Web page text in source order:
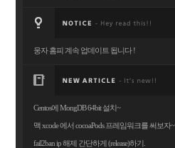
웅자 홈피 계속 업데이트 됩니다 !
Centos에 MongDB 64bit 설치~
맥 xcode 에서 cocoaPods 프레임워크를 써보자~
fail2ban ip 해제 간단하게 (release)하기.